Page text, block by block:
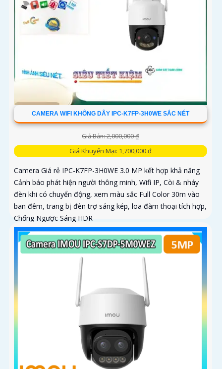
CAMERA WIFI KHÔNG DÂY IPC-K7FP-3H0WE SẮC NÉT
Giá Bán: 2,000,000 ₫
Giá Khuyến Mại: 1,700,000 ₫
Camera Giá rẻ IPC-K7FP-3H0WE 3.0 MP kết hợp khả năng
Cảnh báo phát hiện người thông minh, Wifi IP, Còi & nháy
đèn khi có chuyển động, xem màu sắc Full Color 30m vào
ban đêm, trang bị đèn trợ sáng kép, loa đàm thoại tích hợp,
Chống Ngược Sáng HDR